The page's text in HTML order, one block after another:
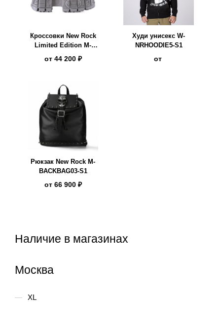
Кроссовки New Rock
Limited Edition M-
от 44 200 ₽
Худи унисекс W-
NRHOODIE5-S1
от
Рюкзак New Rock M-
BACKBAG03-S1
от 66 900 ₽
Наличие в магазинах
Москва
XL